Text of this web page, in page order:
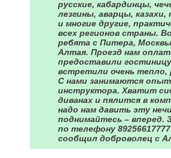
русские, кабардинцы,
лезгины, аварцы,
и многие другие,
всех регионов страны.
ребята с Питера,
Алтая. Проезд нам
предоставили
встретили очень тепло,
С нами занимаются
инструктора. Хватит
диванах и пялится в
надо нам давить эту
поднимайтесь – вперед.
по телефону
сообщил доброволец с